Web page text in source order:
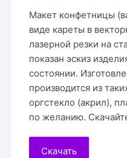
Макет конфетницы
виде кареты в
лазерной резки на
показан эскиз
состоянии.
производится из
оргстекло (акрил),
по желанию.
Скачать